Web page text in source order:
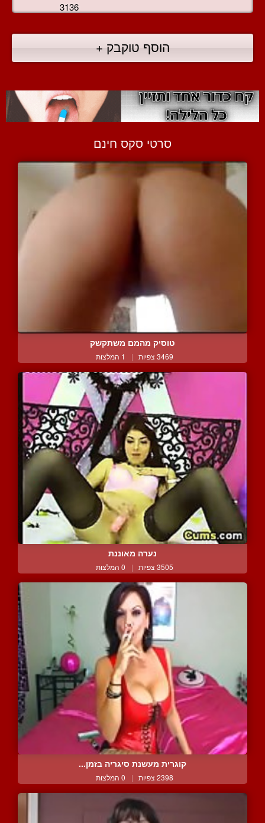
3136
הוסף טוקבק +
סרטי סקס חינם
טוסיק מהמם משתקשק
3469 צפיות | 1 המלצות
נערה מאוננת
3505 צפיות | 0 המלצות
קוגרית מעשנת סיגריה בזמן...
2398 צפיות | 0 המלצות